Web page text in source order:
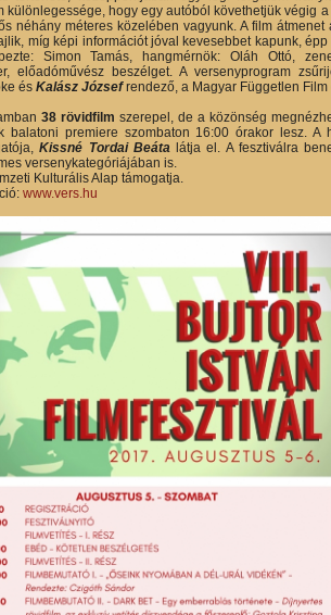
különlegessége, hogy egy autóból követhetjük
néhány méteres közelében vagyunk. A film
míg képi információt jóval kevesebbet kapunk,
Simon Tamás, hangmérnök: Oláh Ottó,
előadóművész beszélget. A versenyprogram
és Kalász Józsefrendező, a Magyar Független
38 rövidfilm szerepel, de a közönség
balatoni premiere szombaton 16:00 órakor lesz. A
Kissné Tordai Beátalátja el. A fesztiválra
versenykategóriájában is.
Kulturális Alap támogatja.
www.vers.hu